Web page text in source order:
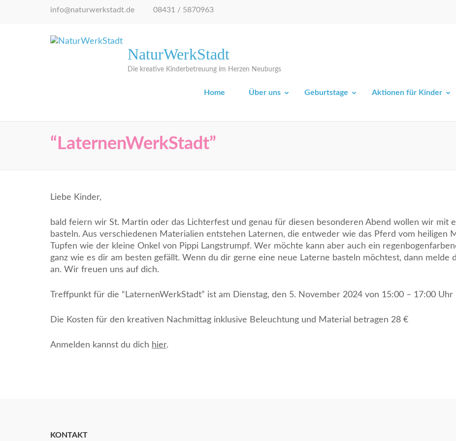
(Eingabetaste
info@naturwerkstadt.de 08431 / 5870963
NaturWerkStadt
Die kreative Kinderbetreuung im Herzen Neuburgs
Home Über uns Geburtstage Aktionen für Kinder
“LaternenWerkStadt”
Liebe Kinder,
bald feiern wir St. Martin oder das Lichterfest und genau für diesen besonderen Abend wollen wir mit
basteln. Aus verschiedenen Materialien entstehen Laternen, die entweder wie das Pferd vom heiligen
Tupfen wie der kleine Onkel von Pippi Langstrumpf. Wer möchte kann aber auch ein
ganz wie es dir am besten gefällt. Wenn du dir gerne eine neue Laterne basteln möchtest, dann melde
an. Wir freuen uns auf dich.
Treffpunkt für die “LaternenWerkStadt” ist am Dienstag, den 5. November 2024 von 15:00 – 17:00
Die Kosten für den kreativen Nachmittag inklusive Beleuchtung und Material betragen 28 €
Anmelden kannst du dich hier.
KONTAKT